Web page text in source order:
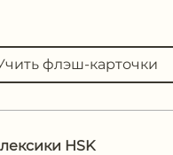
флэш-карточки
HSK